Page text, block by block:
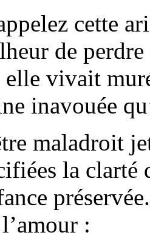
cette
de
vivait
inavouée
maladroit
la clarté
: